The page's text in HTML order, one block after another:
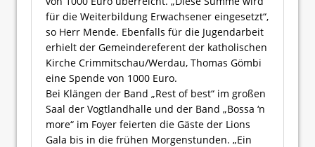
für die Weiterbildung Erwachsener eingesetzt“,
so Herr Mende. Ebenfalls für die Jugendarbeit
erhielt der Gemeindereferent der katholischen
Kirche Crimmitschau/Werdau, Thomas Gömbi
eine Spende von 1000 Euro.
Bei Klängen der Band „Rest of best“ im großen
Saal der Vogtlandhalle und der Band „Bossa ‘n
more“ im Foyer feierten die Gäste der Lions
Gala bis in die frühen Morgenstunden. „Ein